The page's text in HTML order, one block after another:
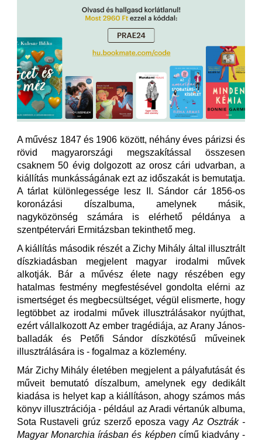
A művész 1847 és 1906 között, néhány éves párizsi és
rövid magyarországi megszakítással összesen
csaknem 50 évig dolgozott az orosz cári udvarban, a
kiállítás munkásságának ezt az időszakát is bemutatja.
A tárlat különlegessége lesz II. Sándor cár 1856-os
koronázási díszalbuma, amelynek másik,
nagyközönség számára is elérhető példánya a
szentpétervári Ermitázsban tekinthető meg.
A kiállítás második részét a Zichy Mihály által illusztrált
díszkiadásban megjelent magyar irodalmi művek
alkotják. Bár a művész élete nagy részében egy
hatalmas festmény megfestésével gondolta elérni az
ismertséget és megbecsültséget, végül elismerte, hogy
legtöbbet az irodalmi művek illusztrálásakor nyújthat,
ezért vállalkozott Az ember tragédiája, az Arany János-
balladák és Petőfi Sándor díszkötésű műveinek
illusztrálására is - fogalmaz a közlemény.
Már Zichy Mihály életében megjelent a pályafutását és
műveit bemutató díszalbum, amelynek egy dedikált
kiadása is helyet kap a kiállításon, ahogy számos más
könyv illusztrációja - például az Aradi vértanúk albuma,
Sota Rustaveli grúz szerző eposza vagy Az Osztrák -
Magyar Monarchia írásban és képbencímű kiadvány -